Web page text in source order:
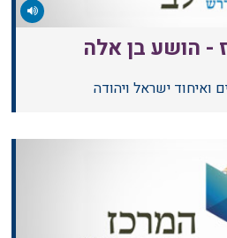
- הושע בן אלה
ישראל ויהודה